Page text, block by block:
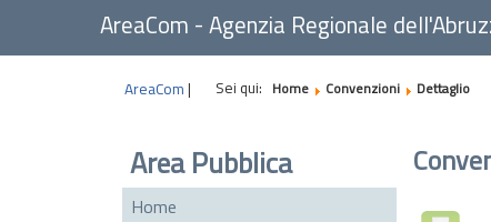
AreaCom - Agenzia Regionale
AreaCom | Sei qui: Home Convenzioni Dettaglio
Area Pubblica
Home